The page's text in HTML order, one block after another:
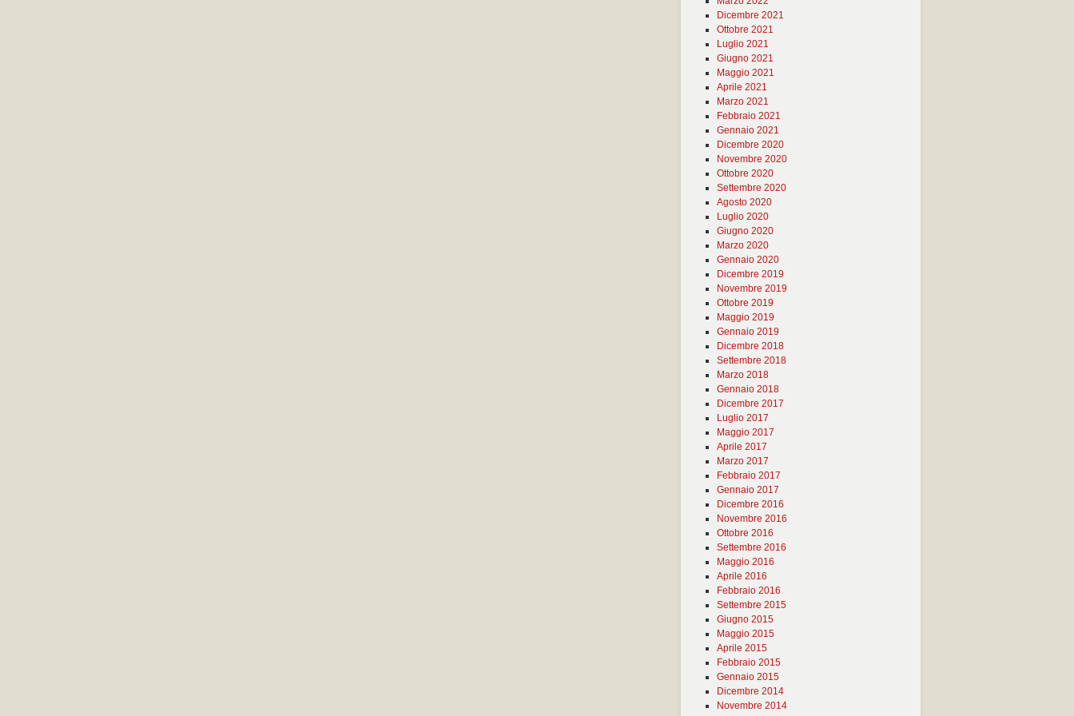
Dicembre 2021
Ottobre 2021
Luglio 2021
Giugno 2021
Maggio 2021
Aprile 2021
Marzo 2021
Febbraio 2021
Gennaio 2021
Dicembre 2020
Novembre 2020
Ottobre 2020
Settembre 2020
Agosto 2020
Luglio 2020
Giugno 2020
Marzo 2020
Gennaio 2020
Dicembre 2019
Novembre 2019
Ottobre 2019
Maggio 2019
Gennaio 2019
Dicembre 2018
Settembre 2018
Marzo 2018
Gennaio 2018
Dicembre 2017
Luglio 2017
Maggio 2017
Aprile 2017
Marzo 2017
Febbraio 2017
Gennaio 2017
Dicembre 2016
Novembre 2016
Ottobre 2016
Settembre 2016
Maggio 2016
Aprile 2016
Febbraio 2016
Settembre 2015
Giugno 2015
Maggio 2015
Aprile 2015
Febbraio 2015
Gennaio 2015
Dicembre 2014
Novembre 2014